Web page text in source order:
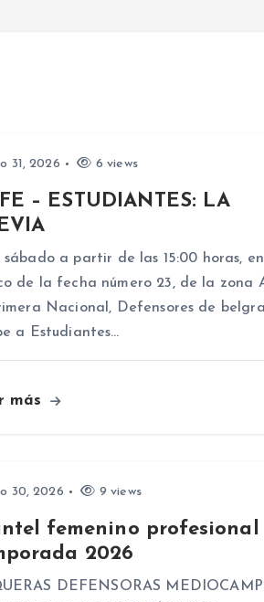
31, 2026 6 views
– ESTUDIANTES: LA
sábado a partir de las 15:00 horas, en
de la fecha número 23, de la zona
Nacional, Defensores de
a Estudiantes…
más
30, 2026 9 views
femenino profesional
2026
DEFENSORAS